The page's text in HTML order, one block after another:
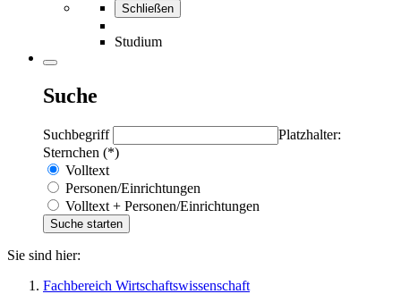
Schließen
Studium
Suche
Suchbegriff
Platzhalter:
Sternchen (*)
Volltext
Personen/Einrichtungen
Volltext + Personen/Einrichtungen
Sie sind hier:
Fachbereich Wirtschaftswissenschaft